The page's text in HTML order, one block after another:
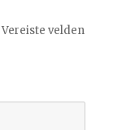
Vereiste velden